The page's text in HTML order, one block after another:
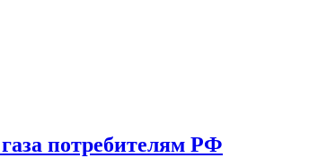
потребителям РФ